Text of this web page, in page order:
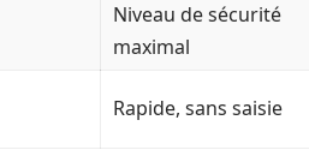
Niveau de sécurité
maximal
Rapide, sans saisie